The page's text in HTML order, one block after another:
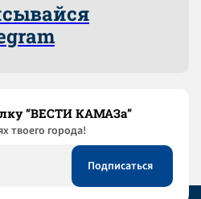
“ВЕСТИ КАМАЗа”
твоего города!